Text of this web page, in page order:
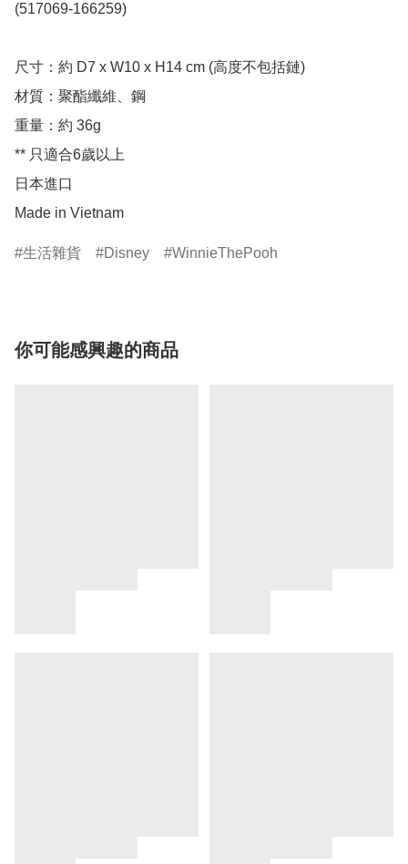
(517069-166259)
尺寸：約 D7 x W10 x H14 cm (高度不包括鏈)
材質：聚酯纖維、鋼
重量：約 36g
** 只適合6歲以上
日本進口
Made in Vietnam
生活雜貨 Disney WinnieThePooh
你可能感興趣的商品